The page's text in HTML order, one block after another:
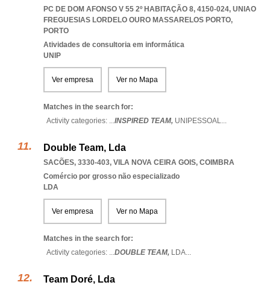
PC DE DOM AFONSO V 55 2º HABITAÇÃO 8, 4150-024, UNIAO
FREGUESIAS LORDELO OURO MASSARELOS PORTO,
PORTO
Atividades de consultoria em informática
UNIP
Ver empresa Ver no Mapa
Matches in the search for:
Activity categories: ...INSPIRED TEAM, UNIPESSOAL...
Double Team, Lda
SACÕES, 3330-403, VILA NOVA CEIRA GOIS, COIMBRA
Comércio por grosso não especializado
LDA
Ver empresa Ver no Mapa
Matches in the search for:
Activity categories: ...DOUBLE TEAM, LDA...
Team Doré, Lda